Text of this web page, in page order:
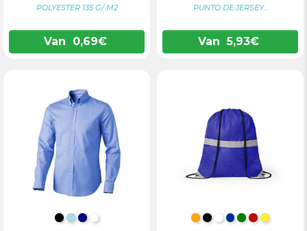
POLYESTER 135 G/ M2
Van 0,69€
PUNTO DE JERSEY...
Van 5,93€
INTENS ZWART
LICHTBLAUW
DONKERBLAUW
WIT ORANJE
ZWART
WITBLAUW
GROEN
ROOD
GEEL